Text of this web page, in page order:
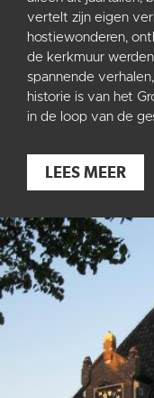
vertelt zijn eigen
hostiewonderen,
de kerkmuur
spannende
historie is van het
in de loop van de
LEES MEER